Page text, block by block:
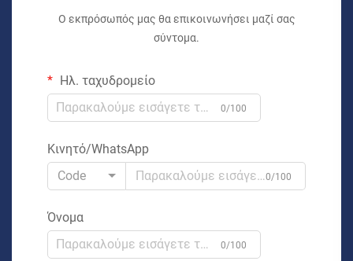
Ο εκπρόσωπός μας θα επικοινωνήσει μαζί σας
σύντομα.
Ηλ. ταχυδρομείο
0/100
Κινητό/WhatsApp
Code
0/100
Όνομα
0/100